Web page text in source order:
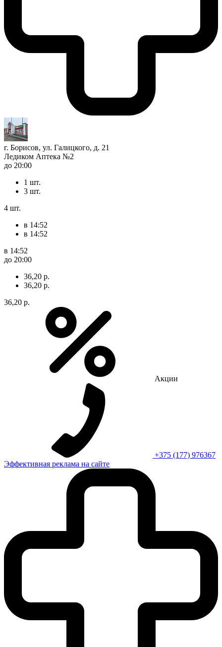
г. Борисов, ул. Галицкого, д. 21
Ледиком Аптека №2
до 20:00
1 шт.
3 шт.
4 шт.
в 14:52
в 14:52
в 14:52
до 20:00
36,20 р.
36,20 р.
36,20 р.
Акции
+375 (177) 976367
Эффективная реклама на сайте